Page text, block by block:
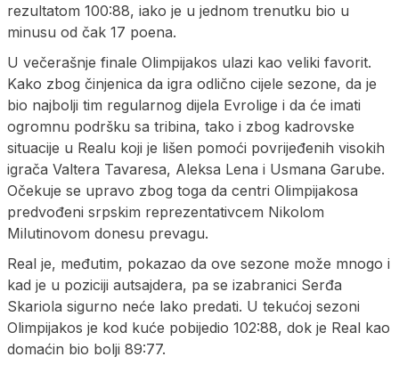
rezultatom 100:88, iako je u jednom trenutku bio u
minusu od čak 17 poena.
U večerašnje finale Olimpijakos ulazi kao veliki favorit.
Kako zbog činjenica da igra odlično cijele sezone, da je
bio najbolji tim regularnog dijela Evrolige i da će imati
ogromnu podršku sa tribina, tako i zbog kadrovske
situacije u Realu koji je lišen pomoći povrijeđenih visokih
igrača Valtera Tavaresa, Aleksa Lena i Usmana Garube.
Očekuje se upravo zbog toga da centri Olimpijakosa
predvođeni srpskim reprezentativcem Nikolom
Milutinovom donesu prevagu.
Real je, međutim, pokazao da ove sezone može mnogo i
kad je u poziciji autsajdera, pa se izabranici Serđa
Skariola sigurno neće lako predati. U tekućoj sezoni
Olimpijakos je kod kuće pobijedio 102:88, dok je Real kao
domaćin bio bolji 89:77.